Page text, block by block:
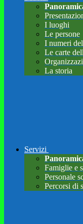
I luoghi
Le persone
I numeri
Le carte
La storia
Servizi
Famiglie e
Personale
Percorsi di